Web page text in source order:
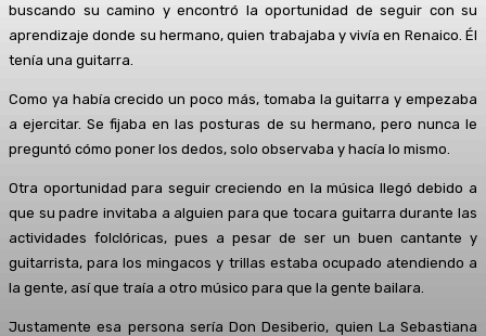
buscando su camino y encontró la oportunidad de seguir con su
aprendizaje donde su hermano, quien trabajaba y vivía en Renaico. Él
tenía una guitarra.
Como ya había crecido un poco más, tomaba la guitarra y empezaba
a ejercitar. Se fijaba en las posturas de su hermano, pero nunca le
preguntó cómo poner los dedos, solo observaba y hacía lo mismo.
Otra oportunidad para seguir creciendo en la música llegó debido a
que su padre invitaba a alguien para que tocara guitarra durante las
actividades folclóricas, pues a pesar de ser un buen cantante y
guitarrista, para los mingacos y trillas estaba ocupado atendiendo a
la gente, así que traía a otro músico para que la gente bailara.
Justamente esa persona sería Don Desiberio, quien La Sebastiana